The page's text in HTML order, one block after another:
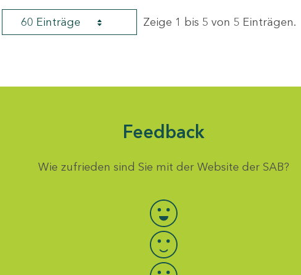
60 Einträge Zeige 1 bis 5 von 5 Einträgen.
Feedback
Wie zufrieden sind Sie mit der Website der SAB?
Bewertung auswählen